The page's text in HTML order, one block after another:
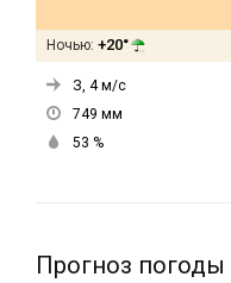
Ночью: +20°
З, 4м/с
749 мм
53 %
Прогноз